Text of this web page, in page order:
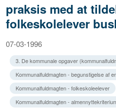
praksis med at
folkeskolelever
07-03-1996
3. De kommunale opgaver
Kommunalfuldmagten - begunstigelse af
Kommunalfuldmagten - folkeskoleelever
Kommunalfuldmagten -